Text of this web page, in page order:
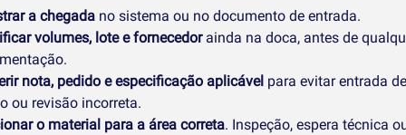
a chegada no sistema ou no documento de entrada.
volumes, lote e fornecedorainda na doca, antes de
nota, pedido e especificação aplicável para evitar entrada
ou revisão incorreta.
o material para a área correta. Inspeção, espera técnica